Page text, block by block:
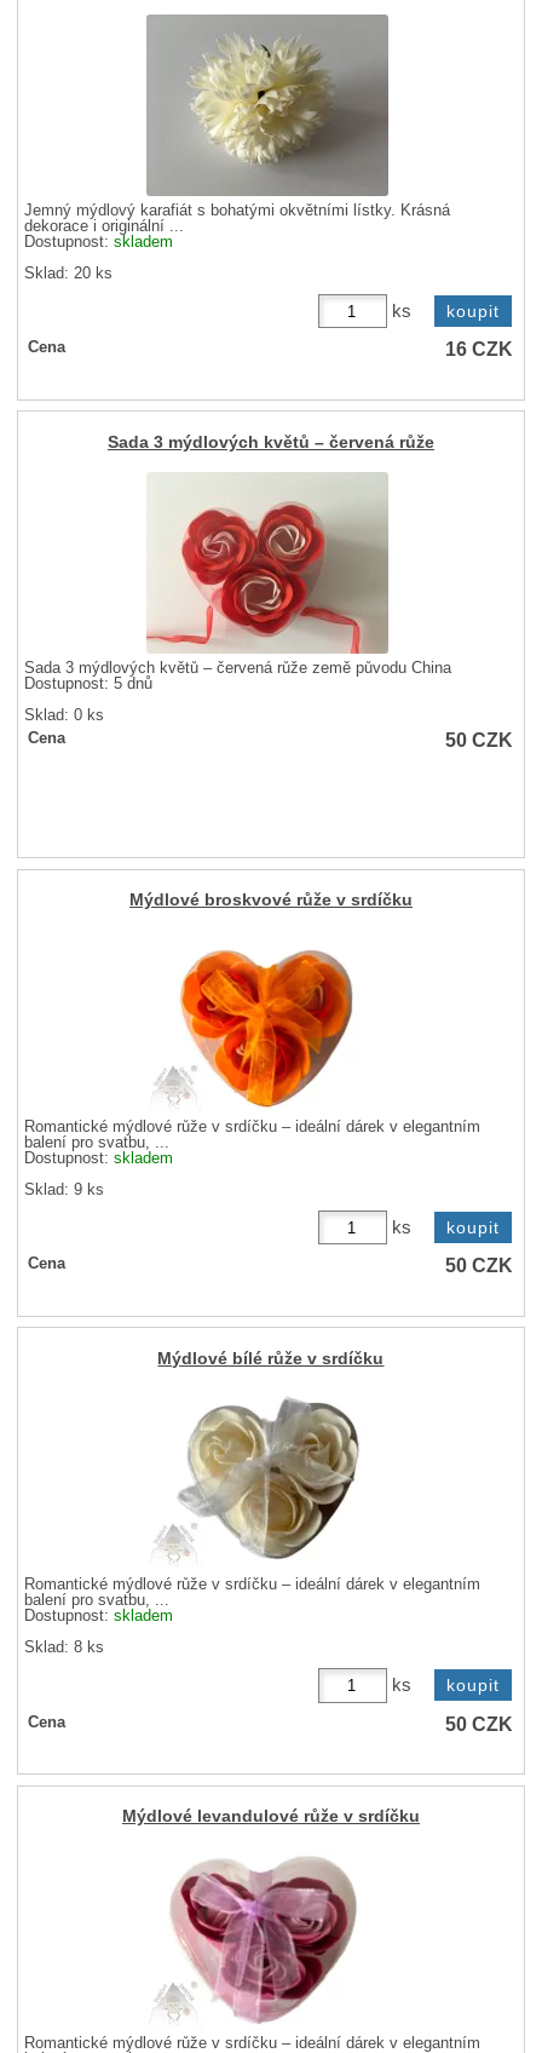
Jemný mýdlový karafiát s bohatými okvětními lístky. Krásná
dekorace i originální ...
Dostupnost:skladem
Sklad: 20 ks
ks
Cena 16CZK
Sada 3 mýdlových květů – červená růže
Sada 3 mýdlových květů – červená růže země původu China
Dostupnost:5 dnů
Sklad: 0 ks
Cena
50CZK
Mýdlové broskvové růže v srdíčku
Romantické mýdlové růže v srdíčku – ideální dárek v elegantním
balení pro svatbu, ...
Dostupnost:skladem
Sklad: 9 ks
ks
Cena 50CZK
Mýdlové bílé růže v srdíčku
Romantické mýdlové růže v srdíčku – ideální dárek v elegantním
balení pro svatbu, ...
Dostupnost:skladem
Sklad: 8 ks
ks
Cena 50CZK
Mýdlové levandulové růže v srdíčku
Romantické mýdlové růže v srdíčku – ideální dárek v elegantním